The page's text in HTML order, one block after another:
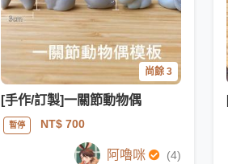
尚餘 3
[手作/訂製]一關節動物偶
暫停 NT$ 700
阿嚕咪 (4)